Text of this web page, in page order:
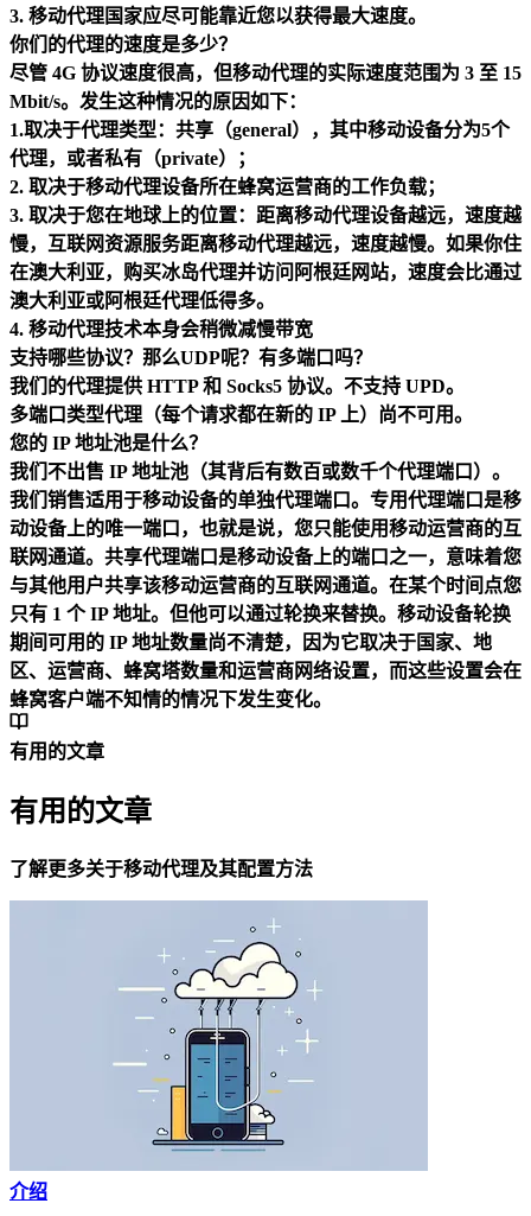
3. 移动代理国家应尽可能靠近您以获得最大速度。
你们的代理的速度是多少？
尽管 4G 协议速度很高，但移动代理的实际速度范围为 3 至 15
Mbit/s。发生这种情况的原因如下：
1.取决于代理类型：共享（general），其中移动设备分为5个
代理，或者私有（private）；
2. 取决于移动代理设备所在蜂窝运营商的工作负载；
3. 取决于您在地球上的位置：距离移动代理设备越远，速度越
慢，互联网资源服务距离移动代理越远，速度越慢。如果你住
在澳大利亚，购买冰岛代理并访问阿根廷网站，速度会比通过
澳大利亚或阿根廷代理低得多。
4. 移动代理技术本身会稍微减慢带宽
支持哪些协议？那么UDP呢？有多端口吗？
我们的代理提供 HTTP 和 Socks5 协议。不支持 UPD。
多端口类型代理（每个请求都在新的 IP 上）尚不可用。
您的 IP 地址池是什么？
我们不出售 IP 地址池（其背后有数百或数千个代理端口）。
我们销售适用于移动设备的单独代理端口。专用代理端口是移
动设备上的唯一端口，也就是说，您只能使用移动运营商的互
联网通道。共享代理端口是移动设备上的端口之一，意味着您
与其他用户共享该移动运营商的互联网通道。在某个时间点您
只有 1 个 IP 地址。但他可以通过轮换来替换。移动设备轮换
期间可用的 IP 地址数量尚不清楚，因为它取决于国家、地
区、运营商、蜂窝塔数量和运营商网络设置，而这些设置会在
蜂窝客户端不知情的情况下发生变化。
有用的文章
有用的文章
了解更多关于移动代理及其配置方法
介绍